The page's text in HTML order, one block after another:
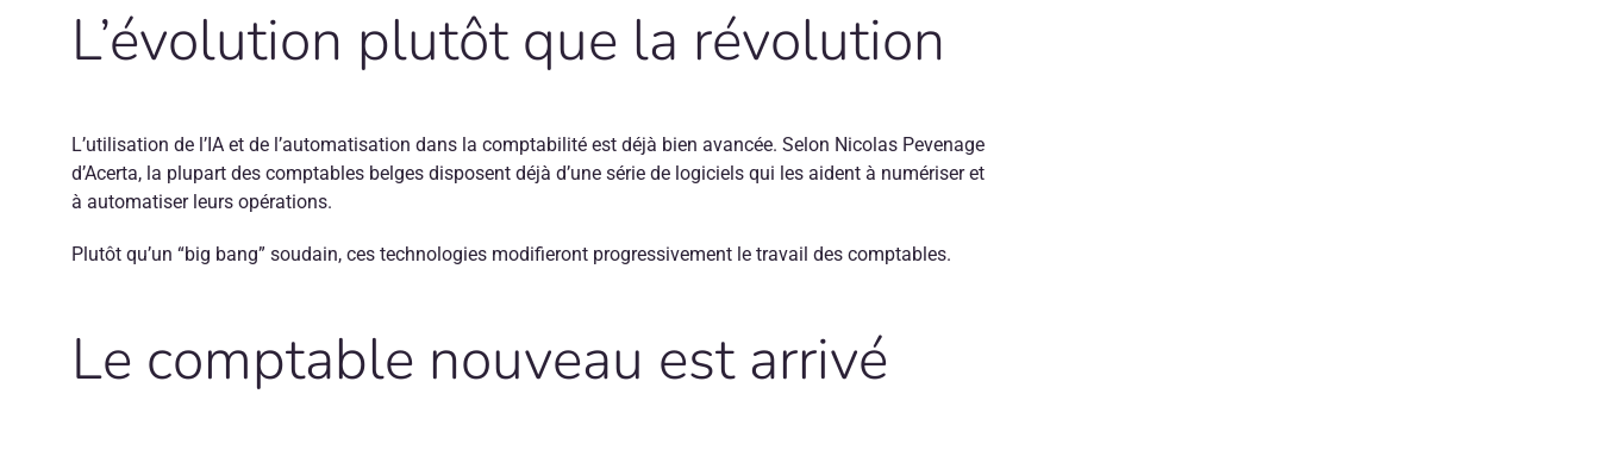
L’évolution plutôt que la révolution
L’utilisation de l’IA et de l’automatisation dans la comptabilité est déjà bien avancée. Selon Nicolas Pevenage
d’Acerta, la plupart des comptables belges disposent déjà d’une série de logiciels qui les aident à numériser et
à automatiser leurs opérations.
Plutôt qu’un “big bang” soudain, ces technologies modifieront progressivement le travail des comptables.
Le comptable nouveau est arrivé